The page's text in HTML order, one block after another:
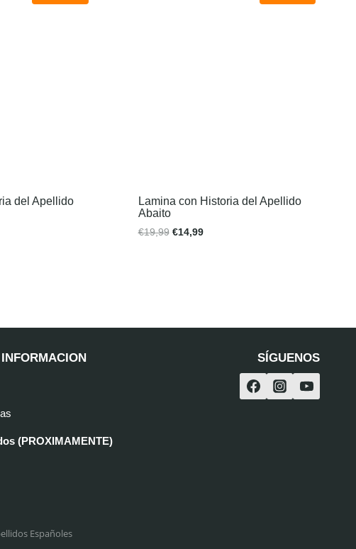
del Apellido
Lamina con Historia del Apellido
Abaito
€19,99 €14,99
(PROXIMAMENTE)
SÍGUENOS
Españoles